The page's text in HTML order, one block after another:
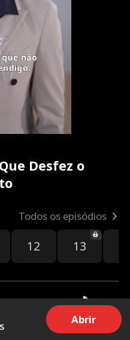
Desfez o
Todos os episódios
12 13
Compartilhar
Abrir